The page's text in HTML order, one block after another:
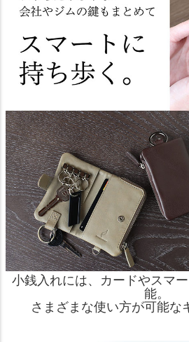
小銭入れには、カードやスマ
能。
さまざまな使い方が可能な